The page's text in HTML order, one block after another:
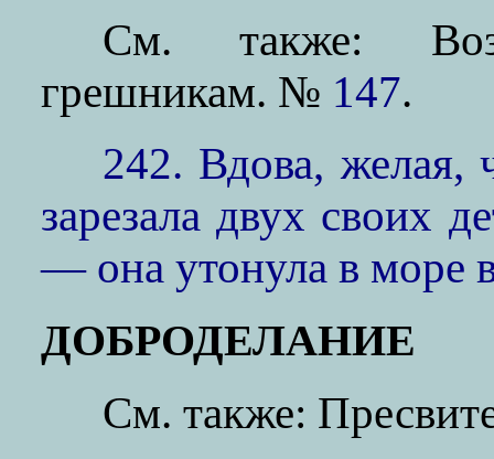
См. также:
грешникам. № 147.
242. Вдова, желая,
зарезала двух своих
— она утонула в море
ДОБРОДЕЛАНИЕ
См. также: